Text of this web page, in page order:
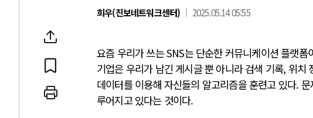
희우(진보네트워크센터) 2025.05.14 05:55
요즘 우리가 쓰는 SNS는 단순한 커뮤니케이션 플랫
기업은 우리가 남긴 게시글 뿐 아니라 검색 기록, 위
데이터를 이용해 자신들의 알고리즘을 훈련고 있다.
루어지고 있다는 것이다.